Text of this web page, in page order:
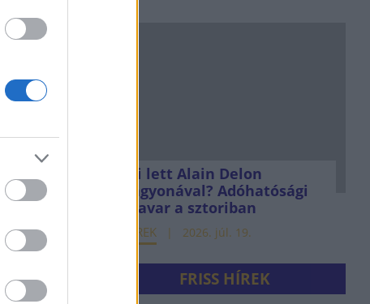
Mi lett Alain Delon
vagyonával? Adóhatósági
csavar a sztoriban
HÍREK 2026. júl. 19.
FRISS HÍREK